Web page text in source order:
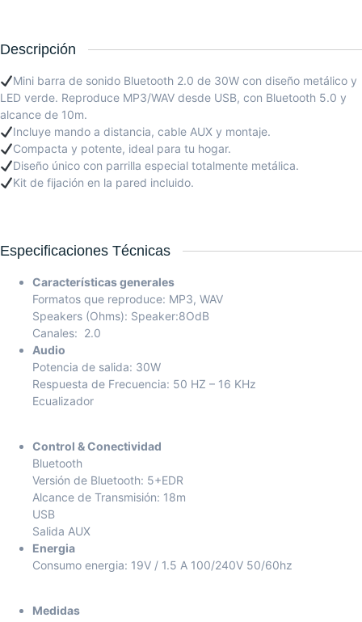
Descripción
Mini barra de sonido Bluetooth 2.0 de 30W con diseño metálico y
LED verde. Reproduce MP3/WAV desde USB, con Bluetooth 5.0 y
alcance de 10m.
Incluye mando a distancia, cable AUX y montaje.
Compacta y potente, ideal para tu hogar.
Diseño único con parrilla especial totalmente metálica.
Kit de fijación en la pared incluido.
Especificaciones Técnicas
Características generales
Formatos que reproduce: MP3, WAV
Speakers (Ohms): Speaker:8OdB
Canales: 2.0
Audio
Potencia de salida: 30W
Respuesta de Frecuencia: 50 HZ – 16 KHz
Ecualizador
Control & Conectividad
Bluetooth
Versión de Bluetooth: 5+EDR
Alcance de Transmisión: 18m
USB
Salida AUX
Energia
Consumo energia: 19V / 1.5 A 100/240V 50/60hz
Medidas